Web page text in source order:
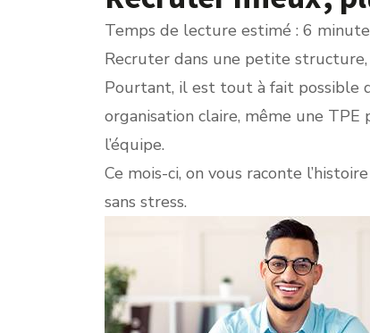
Temps de lecture estimé : 6
Recruter dans une petite structure,
Pourtant, il est tout à fait possible
organisation claire, même une
l’équipe.
Ce mois-ci, on vous raconte
sans stress.